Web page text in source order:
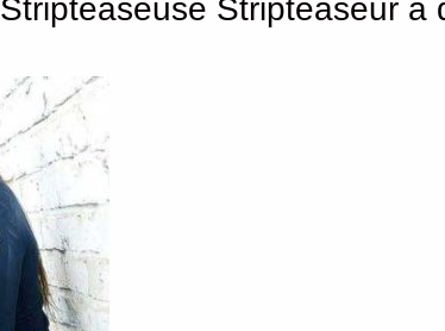
Stripteaseuse Stripteaseur à